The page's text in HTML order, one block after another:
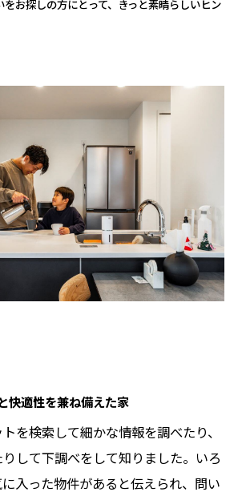
お探しの方にとって、きっと素晴らしいヒン
快適性を兼ね備えた家
を検索して細かな情報を調べたり、
して下調べをして知りました。いろ
入った物件があると伝えられ、問い